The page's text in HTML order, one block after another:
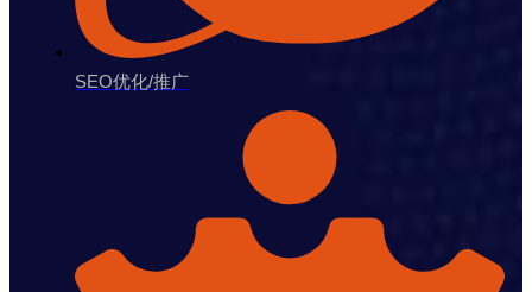
SEO优化/推广